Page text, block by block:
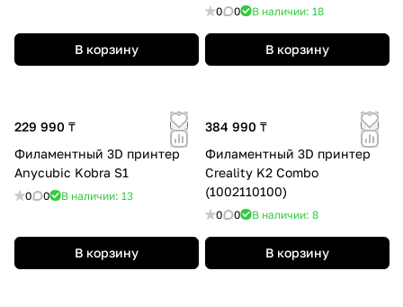
В корзину
0 0 В наличии: 18
В корзину
229 990 ₸
Филаментный 3D принтер
Anycubic Kobra S1
0 0 В наличии: 13
В корзину
384 990 ₸
Филаментный 3D принтер
Creality K2 Combo
(1002110100)
0 0 В наличии: 8
В корзину